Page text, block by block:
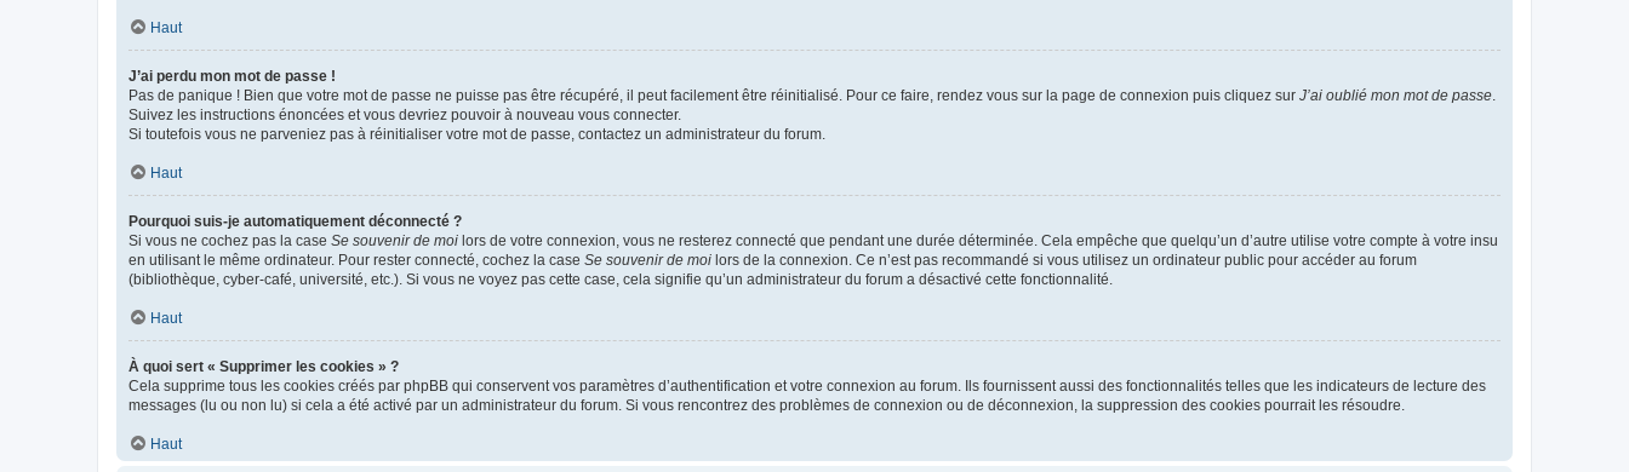
Haut
J’ai perdu mon mot de passe !
Pas de panique ! Bien que votre mot de passe ne puisse pas être récupéré, il peut facilement être réinitialisé. Pour ce faire, rendez vous sur la page de connexion puis cliquez sur J’ai oublié mon mot de passe.
Suivez les instructions énoncées et vous devriez pouvoir à nouveau vous connecter.
Si toutefois vous ne parveniez pas à réinitialiser votre mot de passe, contactez un administrateur du forum.
Haut
Pourquoi suis-je automatiquement déconnecté ?
Si vous ne cochez pas la case Se souvenir de moi lors de votre connexion, vous ne resterez connecté que pendant une durée déterminée. Cela empêche que quelqu’un d’autre utilise votre compte à votre insu
en utilisant le même ordinateur. Pour rester connecté, cochez la case Se souvenir de moi lors de la connexion. Ce n’est pas recommandé si vous utilisez un ordinateur public pour accéder au forum
(bibliothèque, cyber-café, université, etc.). Si vous ne voyez pas cette case, cela signifie qu’un administrateur du forum a désactivé cette fonctionnalité.
Haut
À quoi sert « Supprimer les cookies » ?
Cela supprime tous les cookies créés par phpBB qui conservent vos paramètres d’authentification et votre connexion au forum. Ils fournissent aussi des fonctionnalités telles que les indicateurs de lecture des
messages (lu ou non lu) si cela a été activé par un administrateur du forum. Si vous rencontrez des problèmes de connexion ou de déconnexion, la suppression des cookies pourrait les résoudre.
Haut